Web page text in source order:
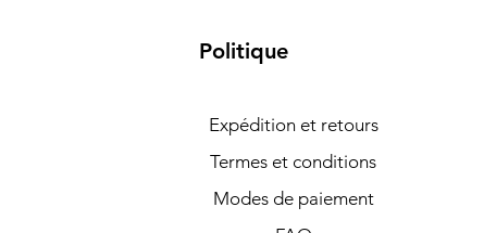
Politique
Expédition et retours
Termes et conditions
Modes de paiement